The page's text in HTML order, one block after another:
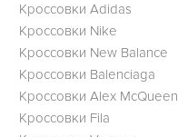
Кроссовки Adidas
Кроссовки Nike
Кроссовки New Balance
Кроссовки Balenciaga
Кроссовки Alex McQueen
Кроссовки Fila